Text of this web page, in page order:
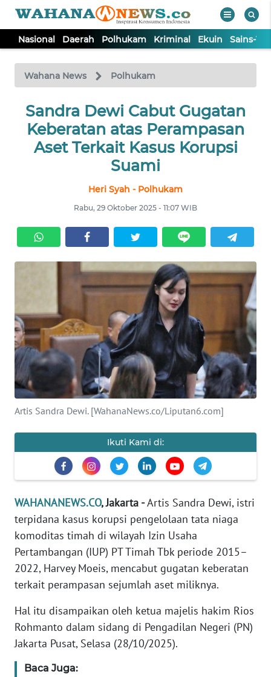
Nasional Daerah Polhukam Kriminal Ekuin Sains-
Wahana News Polhukam
Sandra Dewi Cabut Gugatan
Keberatan atas Perampasan
Aset Terkait Kasus Korupsi
Suami
Heri Syah - Polhukam
Rabu, 29 Oktober 2025 - 11:07 WIB
Artis Sandra Dewi. [WahanaNews.co/Liputan6.com]
Ikuti Kami di:
WAHANANEWS.CO, Jakarta -Artis Sandra Dewi, istri
terpidana kasus korupsi pengelolaan tata niaga
komoditas timah di wilayah Izin Usaha
Pertambangan (IUP) PT Timah Tbk periode 2015–
2022, Harvey Moeis, mencabut gugatan keberatan
terkait perampasan sejumlah aset miliknya.
Hal itu disampaikan oleh ketua majelis hakim Rios
Rohmanto dalam sidang di Pengadilan Negeri (PN)
Jakarta Pusat, Selasa (28/10/2025).
Baca Juga:
TV
Tutup
NASIONAL
DAERAH
EKUIN
SAINS-TEKNO
KESEHATAN
INTERNASIONAL
SERBA-SERBI
PENDIDIKAN
OPINI
EDITORIAL
Informasi
INDEKS
BERITA
KAMI
INFO